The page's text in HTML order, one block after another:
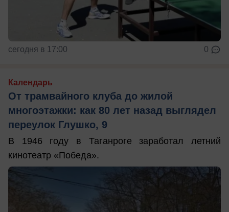
сегодня в 17:00 0
Календарь
От трамвайного клуба до жилой
многоэтажки: как 80 лет назад выглядел
переулок Глушко, 9
В 1946 году в Таганроге заработал летний
кинотеатр «Победа».